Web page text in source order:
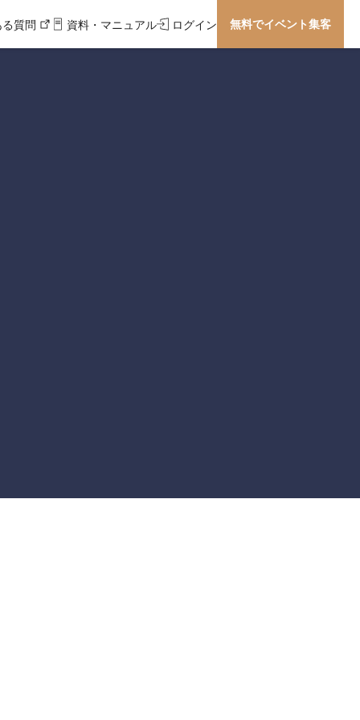
質問 資料・マニュアル ログイン 無料でイベント集客